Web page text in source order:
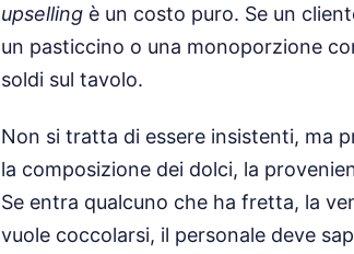
upselling è un costo puro. Se un
un pasticcino o una monoporzione
soldi sul tavolo.
Non si tratta di essere insistenti, ma
la composizione dei dolci, la
Se entra qualcuno che ha fretta, la
vuole coccolarsi, il personale deve